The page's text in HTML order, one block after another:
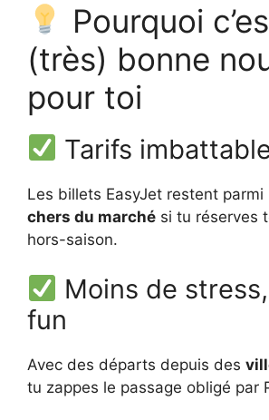
Pourquoi
(très) bonne
pour toi
Tarifs
Les billets EasyJet restent parmi
chers du marché si tu réserves
hors-saison.
Moins de
fun
Avec des départs depuis des
tu zappes le passage obligé par